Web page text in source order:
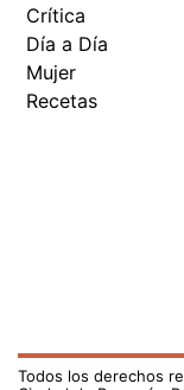
Crítica
Día a Día
Mujer
Recetas
Todos los derechos